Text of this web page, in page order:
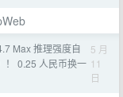
Max 推理强度自
！ 0.25 人民币换一
5 月
11
日